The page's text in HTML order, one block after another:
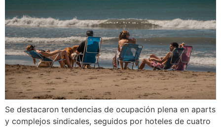
Se destacaron tendencias de ocupación plena en aparts
y complejos sindicales, seguidos por hoteles de cuatro